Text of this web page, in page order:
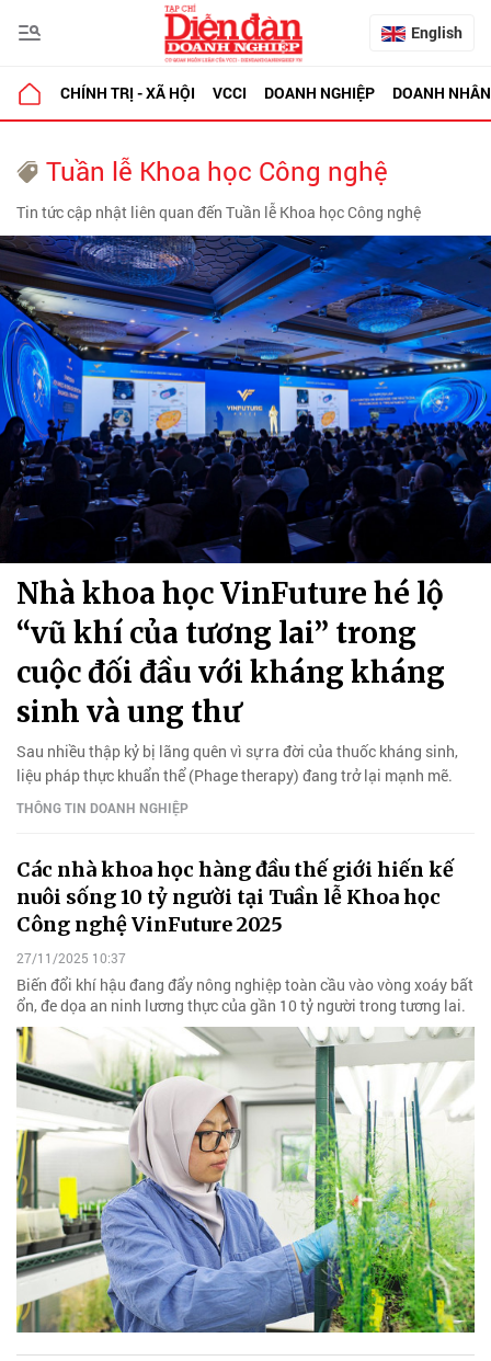
English
CHÍNH TRỊ - XÃ HỘI VCCI DOANH NGHIỆP DOANH NHÂN
Tuần lễ Khoa học Công nghệ
Tin tức cập nhật liên quan đến Tuần lễ Khoa học Công nghệ
Nhà khoa học VinFuture hé lộ
“vũ khí của tương lai” trong
cuộc đối đầu với kháng kháng
sinh và ung thư
Sau nhiều thập kỷ bị lãng quên vì sự ra đời của thuốc kháng sinh,
liệu pháp thực khuẩn thể (Phage therapy) đang trở lại mạnh mẽ.
THÔNG TIN DOANH NGHIỆP
Các nhà khoa học hàng đầu thế giới hiến kế
nuôi sống 10 tỷ người tại Tuần lễ Khoa học
Công nghệ VinFuture 2025
27/11/2025 10:37
Biến đổi khí hậu đang đẩy nông nghiệp toàn cầu vào vòng xoáy bất
ổn, đe dọa an ninh lương thực của gần 10 tỷ người trong tương lai.